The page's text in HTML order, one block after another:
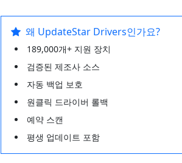
왜 UpdateStar Drivers인가요?
189,000개+ 지원 장치
검증된 제조사 소스
자동 백업 보호
원클릭 드라이버 롤백
예약 스캔
평생 업데이트 포함